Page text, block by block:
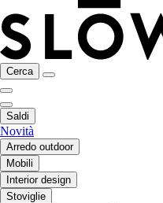
Cerca
Saldi
Novità
Arredo outdoor
Mobili
Interior design
Stoviglie